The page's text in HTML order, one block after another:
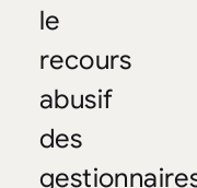
le
recours
abusif
des